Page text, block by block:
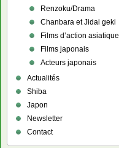
Renzoku/Drama
Chanbara et Jidai geki
Films d’action
Films japonais
Acteurs japonais
Actualités
Shiba
Japon
Newsletter
Contact